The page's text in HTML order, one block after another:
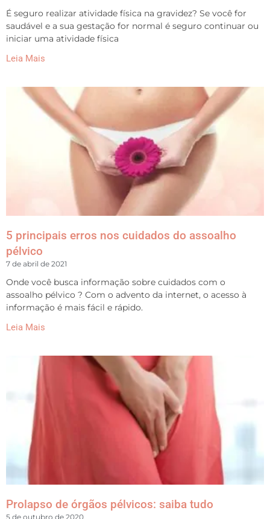
É seguro realizar atividade física na gravidez? Se você for
saudável e a sua gestação for normal é seguro continuar ou
iniciar uma atividade física
Leia Mais
5 principais erros nos cuidados do assoalho
pélvico
7 de abril de 2021
Onde você busca informação sobre cuidados com o
assoalho pélvico ? Com o advento da internet, o acesso à
informação é mais fácil e rápido.
Leia Mais
Prolapso de órgãos pélvicos: saiba tudo
5 de outubro de 2020